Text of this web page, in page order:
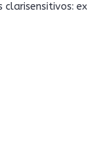
clarisensitivos: